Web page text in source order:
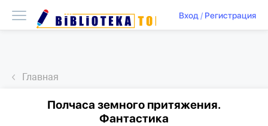
Вход/ Регистрация
Главная
Полчаса земного притяжения.
Фантастика